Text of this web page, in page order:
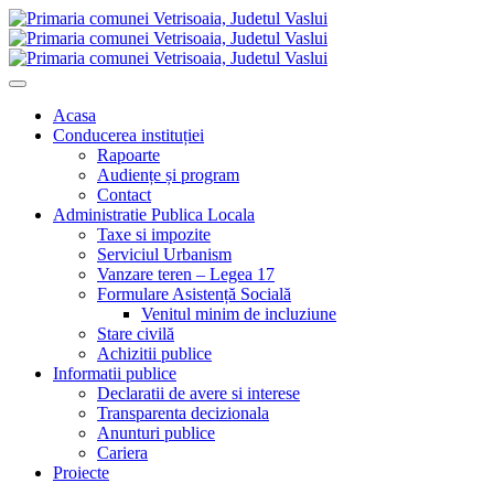
Acasa
Conducerea instituției
Rapoarte
Audiențe și program
Contact
Administratie Publica Locala
Taxe si impozite
Serviciul Urbanism
Vanzare teren – Legea 17
Formulare Asistență Socială
Venitul minim de incluziune
Stare civilă
Achizitii publice
Informatii publice
Declaratii de avere si interese
Transparenta decizionala
Anunturi publice
Cariera
Proiecte